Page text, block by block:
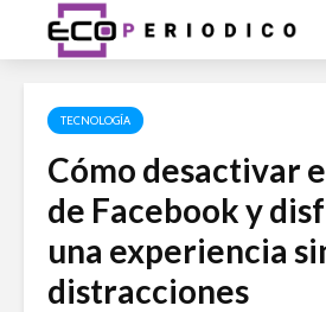
TECNOLOGÍA
Cómo desactivar
de Facebook y
una experiencia
distracciones